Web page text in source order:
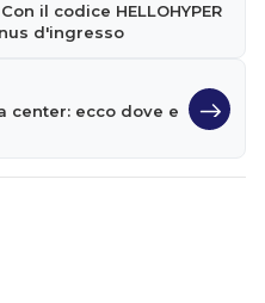
il codice HELLOHYPER
d'ingresso
center: ecco dove e